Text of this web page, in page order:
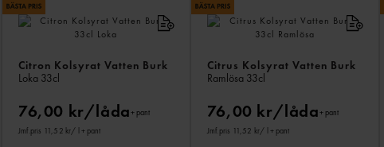
Citron Kolsyrat Vatten Burk
Loka 33cl
76,00 kr/låda+ pant
Jmf.pris 11,52 kr/ l + pant
Citrus Kolsyrat Vatten Burk
Ramlösa 33cl
76,00 kr/låda+ pant
Jmf.pris 11,52 kr/ l + pant